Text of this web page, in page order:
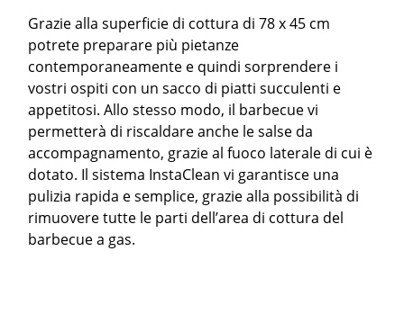
Grazie alla superficie di cottura di 78 x 45 cm
potrete preparare più pietanze
contemporaneamente e quindi sorprendere i
vostri ospiti con un sacco di piatti succulenti e
appetitosi. Allo stesso modo, il barbecue vi
permetterà di riscaldare anche le salse da
accompagnamento, grazie al fuoco laterale di cui è
dotato. Il sistema InstaClean vi garantisce una
pulizia rapida e semplice, grazie alla possibilità di
rimuovere tutte le parti dell’area di cottura del
barbecue a gas.